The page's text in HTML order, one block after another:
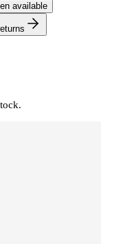
available